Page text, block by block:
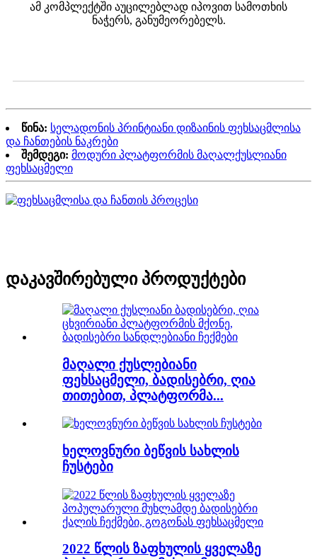
ამ კომპლექტში აუცილებლად იპოვით სამოთხის
ნაჭერს, განუმეორებელს.
წინა: სელადონის პრინტიანი დიზაინის ფეხსაცმლისა
და ჩანთების ნაკრები
შემდეგი: მოდური პლატფორმის მაღალქუსლიანი
ფეხსაცმელი
დაკავშირებული პროდუქტები
მაღალი ქუსლებიანი
ფეხსაცმელი, ბადისებრი, ღია
თითებით, პლატფორმა...
ხელოვნური ბეწვის სახლის
ჩუსტები
2022 წლის ზაფხულის ყველაზე